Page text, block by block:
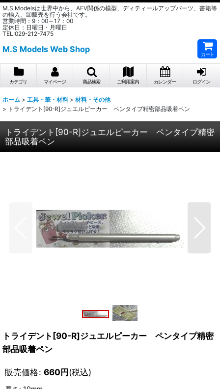
M.S Modelsは世界中から、AFV関係の模型、ディティールアップパーツ、書籍等
の輸入、卸販売を行う会社です。
営業時間：9：00～17：00
定休日：日曜日・月曜日
TEL:029-212-7475
M.S Models Web Shop
カート
カテゴリ マイページ 商品検索 ご利用案内 カレンダー ログイン
ホーム > 工具・筆・材料 > 材料・その他
> トライデント[90-R]ジュエルピーカー ペンタイプ精密部品吸着ペン
トライデント[90-R]ジュエルピーカー ペンタイプ精密
部品吸着ペン
トライデント[90-R]ジュエルピーカー ペンタイプ精密
部品吸着ペン
販売価格: 660円(税込)